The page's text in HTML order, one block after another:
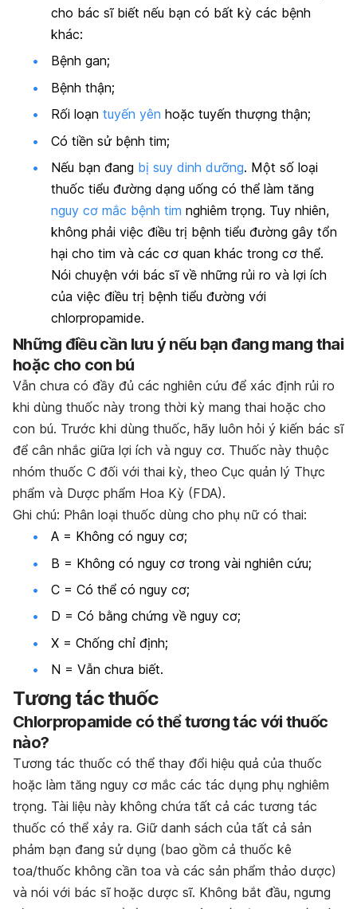
cho bác sĩ biết nếu bạn có bất kỳ các bệnh
khác:
Bệnh gan;
Bệnh thận;
Rối loạn tuyến yên hoặc tuyến thượng thận;
Có tiền sử bệnh tim;
Nếu bạn đang bị suy dinh dưỡng. Một số loại
thuốc tiểu đường dạng uống có thể làm tăng
nguy cơ mắc bệnh tim nghiêm trọng. Tuy nhiên,
không phải việc điều trị bệnh tiểu đường gây tổn
hại cho tim và các cơ quan khác trong cơ thể.
Nói chuyện với bác sĩ về những rủi ro và lợi ích
của việc điều trị bệnh tiểu đường với
chlorpropamide.
Những điều cần lưu ý nếu bạn đang mang thai
hoặc cho con bú
Vẫn chưa có đầy đủ các nghiên cứu để xác định rủi ro
khi dùng thuốc này trong thời kỳ mang thai hoặc cho
con bú. Trước khi dùng thuốc, hãy luôn hỏi ý kiến bác sĩ
để cân nhắc giữa lợi ích và nguy cơ. Thuốc này thuộc
nhóm thuốc C đối với thai kỳ, theo Cục quản lý Thực
phẩm và Dược phẩm Hoa Kỳ (FDA).
Ghi chú: Phân loại thuốc dùng cho phụ nữ có thai:
A = Không có nguy cơ;
B = Không có nguy cơ trong vài nghiên cứu;
C = Có thể có nguy cơ;
D = Có bằng chứng về nguy cơ;
X = Chống chỉ định;
N = Vẫn chưa biết.
Tương tác thuốc
Chlorpropamide có thể tương tác với thuốc
nào?
Tương tác thuốc có thể thay đổi hiệu quả của thuốc
hoặc làm tăng nguy cơ mắc các tác dụng phụ nghiêm
trọng. Tài liệu này không chứa tất cả các tương tác
thuốc có thể xảy ra. Giữ danh sách của tất cả sản
phảm bạn đang sử dụng (bao gồm cả thuốc kê
toa/thuốc không cần toa và các sản phẩm thảo dược)
và nói với bác sĩ hoặc dược sĩ. Không bắt đầu, ngưng